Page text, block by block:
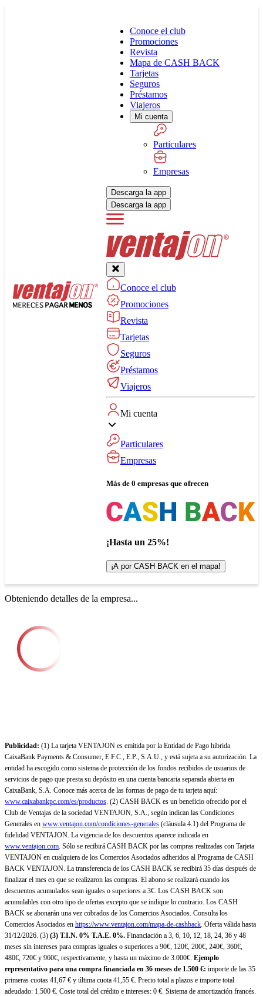
Conoce el club
Promociones
Revista
Mapa de CASH BACK
Tarjetas
Seguros
Préstamos
Viajeros
Mi cuenta
Particulares
Empresas
Descarga la app
Descarga la app
Conoce el club
Promociones
Revista
Tarjetas
Seguros
Préstamos
Viajeros
Mi cuenta
Particulares
Empresas
Más de 0 empresas que ofrecen
¡Hasta un 25%!
¡A por CASH BACK en el mapa!
Obteniendo detalles de la empresa...
Publicidad: (1) La tarjeta VENTAJON es emitida por la Entidad de Pago híbrida
CaixaBank Payments & Consumer, E.F.C., E.P., S.A.U., y está sujeta a su autorización. La
entidad ha escogido como sistema de protección de los fondos recibidos de usuarios de
servicios de pago que presta su depósito en una cuenta bancaria separada abierta en
CaixaBank, S.A. Conoce más acerca de las formas de pago de tu tarjeta aquí:
www.caixabankpc.com/es/productos. (2) CASH BACK es un beneficio ofrecido por el
Club de Ventajas de la sociedad VENTAJON, S.A., según indican las Condiciones
Generales en www.ventajon.com/condiciones-generales (cláusula 4.1) del Programa de
fidelidad VENTAJON. La vigencia de los descuentos aparece indicada en
www.ventajon.com. Sólo se recibirá CASH BACK por las compras realizadas con Tarjeta
VENTAJON en cualquiera de los Comercios Asociados adheridos al Programa de CASH
BACK VENTAJON. La transferencia de los CASH BACK se recibirá 35 días después de
finalizar el mes en que se realizaron las compras. El abono se realizará cuando los
descuentos acumulados sean iguales o superiores a 3€. Los CASH BACK son
acumulables con otro tipo de ofertas excepto que se indique lo contrario. Los CASH
BACK se abonarán una vez cobrados de los Comercios Asociados. Consulta los
Comercios Asociados en https://www.ventajon.com/mapa-de-cashback. Oferta válida hasta
31/12/2026. (3) (3) T.I.N. 0% T.A.E. 0%. Financiación a 3, 6, 10, 12, 18, 24, 36 y 48
meses sin intereses para compras iguales o superiores a 90€, 120€, 200€, 240€, 360€,
480€, 720€ y 960€, respectivamente, y hasta un máximo de 3.000€. Ejemplo
representativo para una compra financiada en 36 meses de 1.500 €: importe de las 35
primeras cuotas 41,67 € y última cuota 41,55 €. Precio total a plazos e importe total
adeudado: 1.500 €. Coste total del crédito e intereses: 0 €. Sistema de amortización francés.